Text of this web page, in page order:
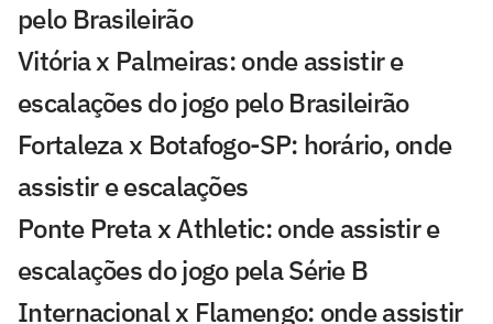
pelo Brasileirão
Vitória x Palmeiras: onde assistir e
escalações do jogo pelo Brasileirão
Fortaleza x Botafogo-SP: horário, onde
assistir e escalações
Ponte Preta x Athletic: onde assistir e
escalações do jogo pela Série B
Internacional x Flamengo: onde assistir